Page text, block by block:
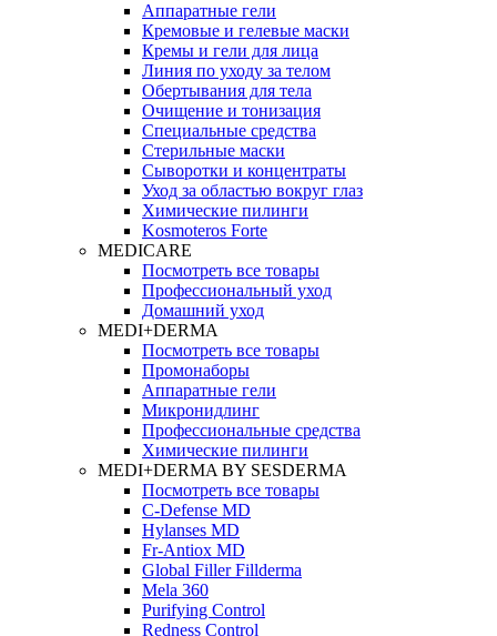
Аппаратные гели
Кремовые и гелевые маски
Кремы и гели для лица
Линия по уходу за телом
Обертывания для тела
Очищение и тонизация
Специальные средства
Стерильные маски
Сыворотки и концентраты
Уход за областью вокруг глаз
Химические пилинги
Kosmoteros Forte
MEDICARE
Посмотреть все товары
Профессиональный уход
Домашний уход
MEDI+DERMA
Посмотреть все товары
Промонаборы
Аппаратные гели
Микронидлинг
Профессиональные средства
Химические пилинги
MEDI+DERMA BY SESDERMA
Посмотреть все товары
C-Defense MD
Hylanses MD
Fr‑Antiox MD
Global Filler Fillderma
Mela 360
Purifying Control
Redness Control